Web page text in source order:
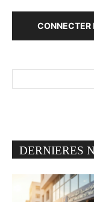
CONNECTER
DERNIERES